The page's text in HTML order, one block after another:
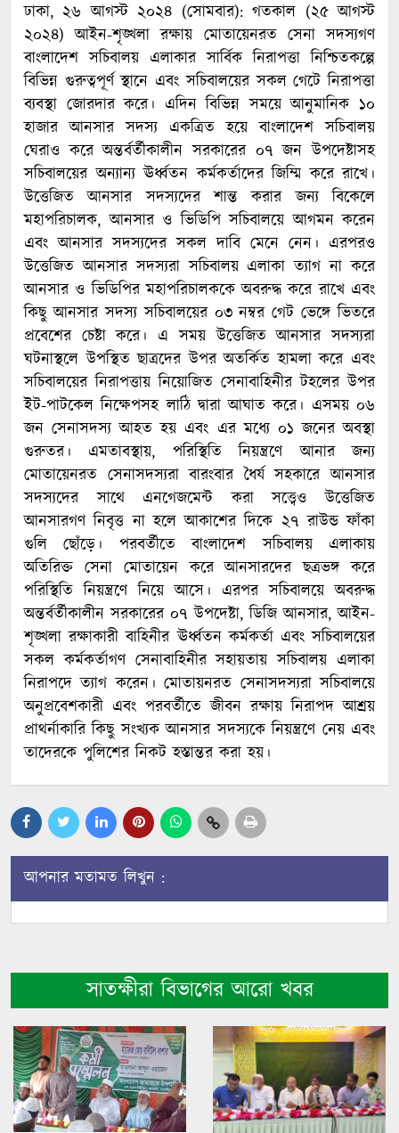
ঢাকা, ২৬ আগস্ট ২০২৪ (সোমবার): গতকাল (২৫ আগস্ট
২০২৪) আইন-শৃঙ্খলা রক্ষায় মোতায়েনরত সেনা সদস্যগণ
বাংলাদেশ সচিবালয় এলাকার সার্বিক নিরাপত্তা নিশ্চিতকল্পে
বিভিন্ন গুরুত্বপূর্ণ স্থানে এবং সচিবালয়ের সকল গেটে নিরাপত্তা
ব্যবস্থা জোরদার করে। এদিন বিভিন্ন সময়ে আনুমানিক ১০
হাজার আনসার সদস্য একত্রিত হয়ে বাংলাদেশ সচিবালয়
ঘেরাও করে অন্তর্বর্তীকালীন সরকারের ০৭ জন উপদেষ্টাসহ
সচিবালয়ের অন্যান্য ঊর্ধ্বতন কর্মকর্তাদের জিম্মি করে রাখে।
উত্তেজিত আনসার সদস্যদের শান্ত করার জন্য বিকেলে
মহাপরিচালক, আনসার ও ভিডিপি সচিবালয়ে আগমন করেন
এবং আনসার সদস্যদের সকল দাবি মেনে নেন। এরপরও
উত্তেজিত আনসার সদস্যরা সচিবালয় এলাকা ত্যাগ না করে
আনসার ও ভিডিপির মহাপরিচালককে অবরুদ্ধ করে রাখে এবং
কিছু আনসার সদস্য সচিবালয়ের ০৩ নম্বর গেট ভেঙ্গে ভিতরে
প্রবেশের চেষ্টা করে। এ সময় উত্তেজিত আনসার সদস্যরা
ঘটনাস্থলে উপস্থিত ছাত্রদের উপর অতর্কিত হামলা করে এবং
সচিবালয়ের নিরাপত্তায় নিয়োজিত সেনাবাহিনীর টহলের উপর
ইট-পাটকেল নিক্ষেপসহ লাঠি দ্বারা আঘাত করে। এসময় ০৬
জন সেনাসদস্য আহত হয় এবং এর মধ্যে ০১ জনের অবস্থা
গুরুতর। এমতাবস্থায়, পরিস্থিতি নিয়ন্ত্রণে আনার জন্য
মোতায়েনরত সেনাসদস্যরা বারংবার ধৈর্য সহকারে আনসার
সদস্যদের সাথে এনগেজমেন্ট করা সত্ত্বেও উত্তেজিত
আনসারগণ নিবৃত্ত না হলে আকাশের দিকে ২৭ রাউন্ড ফাঁকা
গুলি ছোঁড়ে। পরবর্তীতে বাংলাদেশ সচিবালয় এলাকায়
অতিরিক্ত সেনা মোতায়েন করে আনসারদের ছত্রভঙ্গ করে
পরিস্থিতি নিয়ন্ত্রণে নিয়ে আসে। এরপর সচিবালয়ে অবরুদ্ধ
অন্তর্বর্তীকালীন সরকারের ০৭ উপদেষ্টা, ডিজি আনসার, আইন-
শৃঙ্খলা রক্ষাকারী বাহিনীর ঊর্ধ্বতন কর্মকর্তা এবং সচিবালয়ের
সকল কর্মকর্তাগণ সেনাবাহিনীর সহায়তায় সচিবালয় এলাকা
নিরাপদে ত্যাগ করেন। মোতায়নরত সেনাসদস্যরা সচিবালয়ে
অনুপ্রবেশকারী এবং পরবর্তীতে জীবন রক্ষায় নিরাপদ আশ্রয়
প্রাথর্নাকারি কিছু সংখ্যক আনসার সদস্যকে নিয়ন্ত্রণে নেয় এবং
তাদেরকে পুলিশের নিকট হস্তান্তর করা হয়।
আপনার মতামত লিখুন :
সাতক্ষীরা বিভাগের আরো খবর